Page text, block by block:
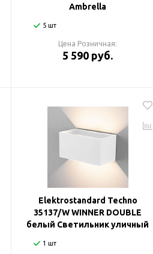
Ambrella
5 шт
Цена Розничная:
5 590 руб.
Elektrostandard Techno
35137/W WINNER DOUBLE
белый Светильник уличный
1 шт